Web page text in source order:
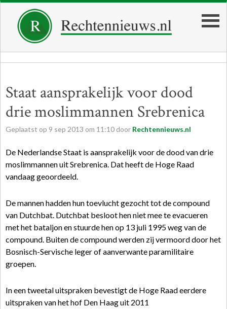
Staat aansprakelijk voor dood
drie moslimmannen Srebrenica
Geplaatst op 9 sep 2013 om 11:10 door Rechtennieuws.nl
De Nederlandse Staat is aansprakelijk voor de dood van drie
moslimmannen uit Srebrenica. Dat heeft de Hoge Raad
vandaag geoordeeld.
De mannen hadden hun toevlucht gezocht tot de compound
van Dutchbat. Dutchbat besloot hen niet mee te evacueren
met het bataljon en stuurde hen op 13 juli 1995 weg van de
compound. Buiten de compound werden zij vermoord door het
Bosnisch-Servische leger of aanverwante paramilitaire
groepen.
In een tweetal uitspraken bevestigt de Hoge Raad eerdere
uitspraken van het hof Den Haag uit 2011